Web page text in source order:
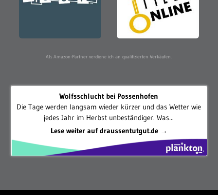
Als Amazon-Partner verdiene ich an qualifizierten Verkäufen.
Wolfsschlucht bei Possenhofen
Die Tage werden langsam wieder kürzer und das Wetter wie
jedes Jahr im Herbst unbeständiger. Was...
Lese weiter auf draussentutgut.de →